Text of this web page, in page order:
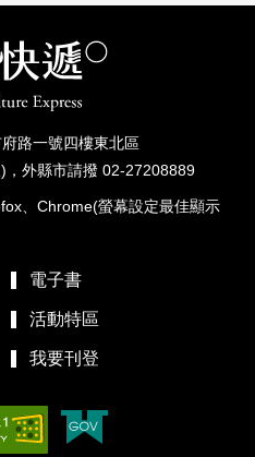
路一號四樓東北區
，外縣市請撥 02-27208889
、Chrome(螢幕設定最佳顯示
電子書
活動特區
我要刊登